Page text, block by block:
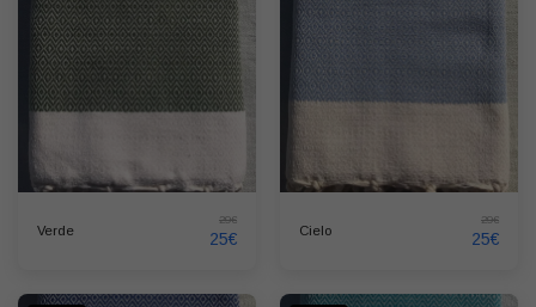
Verde
29€
25€ Cielo
29€
25€